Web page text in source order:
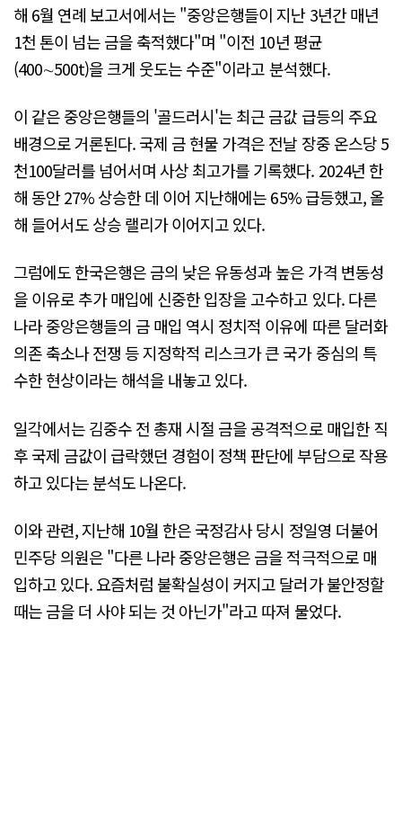
해 6월 연례 보고서에서는 "중앙은행들이 지난 3년간 매년
1천 톤이 넘는 금을 축적했다"며 "이전 10년 평균
(400∼500t)을 크게 웃도는 수준"이라고 분석했다.
이 같은 중앙은행들의 '골드러시'는 최근 금값 급등의 주요
배경으로 거론된다. 국제 금 현물 가격은 전날 장중 온스당 5
천100달러를 넘어서며 사상 최고가를 기록했다. 2024년 한
해 동안 27% 상승한 데 이어 지난해에는 65% 급등했고, 올
해 들어서도 상승 랠리가 이어지고 있다.
그럼에도 한국은행은 금의 낮은 유동성과 높은 가격 변동성
을 이유로 추가 매입에 신중한 입장을 고수하고 있다. 다른
나라 중앙은행들의 금 매입 역시 정치적 이유에 따른 달러화
의존 축소나 전쟁 등 지정학적 리스크가 큰 국가 중심의 특
수한 현상이라는 해석을 내놓고 있다.
일각에서는 김중수 전 총재 시절 금을 공격적으로 매입한 직
후 국제 금값이 급락했던 경험이 정책 판단에 부담으로 작용
하고 있다는 분석도 나온다.
이와 관련, 지난해 10월 한은 국정감사 당시 정일영 더불어
민주당 의원은 "다른 나라 중앙은행은 금을 적극적으로 매
입하고 있다. 요즘처럼 불확실성이 커지고 달러가 불안정할
때는 금을 더 사야 되는 것 아닌가"라고 따져 물었다.